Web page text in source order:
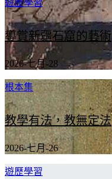
遊歷學習
導賞新疆石窟的藝術
2026-七月-28
根本集
教學有法，教無定法
2026-七月-26
遊歷學習